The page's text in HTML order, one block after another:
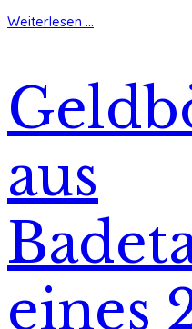
Weiterlesen ...
aus
eines